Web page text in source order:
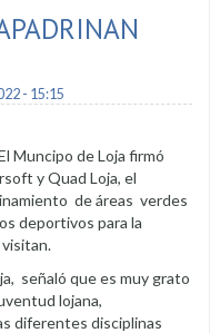
- 15:15
Muncipo de Loja firmó
y Quad Loja, el
de áreas verdes
deportivos para la
señaló que es muy grato
lojana,
diferentes disciplinas